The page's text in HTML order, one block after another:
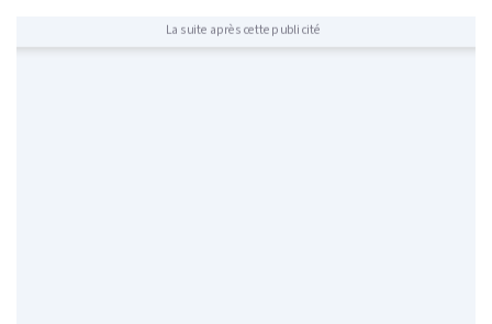
La suite après cette publicité